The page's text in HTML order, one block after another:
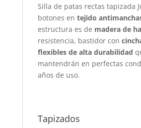
Silla de patas rectas tapizada
botones en tejido
estructura es de madera de
resistencia, bastidor con
flexibles de alta durabilidad
mantendrán en perfectas
años de uso.
Tapizados